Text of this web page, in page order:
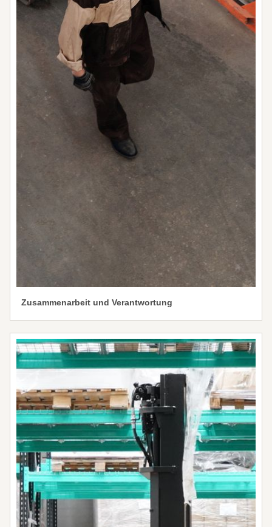
Zusammenarbeit und Verantwortung